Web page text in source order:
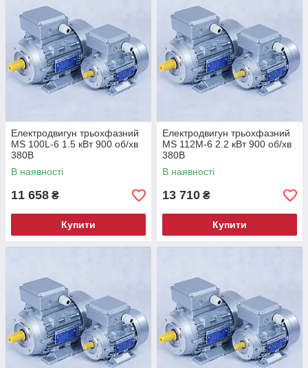
Електродвигун трьохфазний
MS 100L-6 1.5 кВт 900 об/хв
380В
В наявності
11 658 ₴
Купити
Електродвигун трьохфазний
MS 112M-6 2.2 кВт 900 об/хв
380В
В наявності
13 710 ₴
Купити